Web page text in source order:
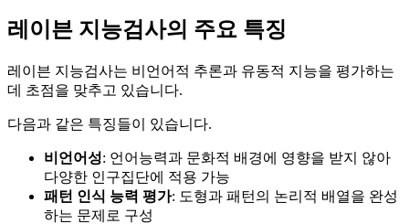
레이븐 지능검사의 주요 특징
레이븐 지능검사는 비언어적 추론과 유동적 지능을 평가하는
데 초점을 맞추고 있습니다.
다음과 같은 특징들이 있습니다.
비언어성: 언어능력과 문화적 배경에 영향을 받지 않아
다양한 인구집단에 적용 가능
패턴 인식 능력 평가: 도형과 패턴의 논리적 배열을 완성
하는 문제로 구성